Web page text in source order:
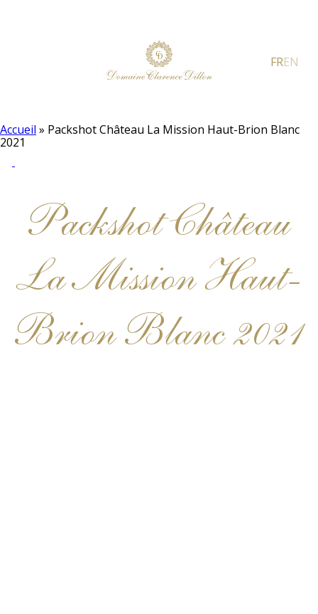
FREN
Accueil » Packshot Château La Mission Haut-Brion Blanc
2021
Packshot Château
La Mission Haut-
Brion Blanc 2021